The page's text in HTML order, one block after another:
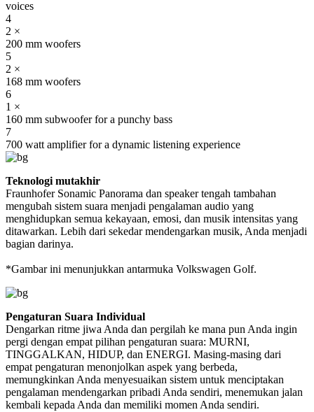
voices
4
2 ×
200 mm woofers
5
2 ×
168 mm woofers
6
1 ×
160 mm subwoofer for a punchy bass
7
700 watt amplifier for a dynamic listening experience
Teknologi mutakhir
Fraunhofer Sonamic Panorama dan speaker tengah tambahan
mengubah sistem suara menjadi pengalaman audio yang
menghidupkan semua kekayaan, emosi, dan musik intensitas yang
ditawarkan. Lebih dari sekedar mendengarkan musik, Anda menjadi
bagian darinya.
*Gambar ini menunjukkan antarmuka Volkswagen Golf.
Pengaturan Suara Individual
Dengarkan ritme jiwa Anda dan pergilah ke mana pun Anda ingin
pergi dengan empat pilihan pengaturan suara: MURNI,
TINGGALKAN, HIDUP, dan ENERGI. Masing-masing dari
empat pengaturan menonjolkan aspek yang berbeda,
memungkinkan Anda menyesuaikan sistem untuk menciptakan
pengalaman mendengarkan pribadi Anda sendiri, menemukan jalan
kembali kepada Anda dan memiliki momen Anda sendiri.